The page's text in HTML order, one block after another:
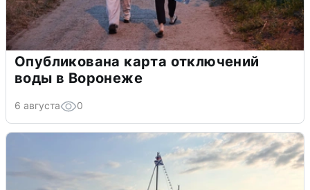
Опубликована карта отключений
воды в Воронеже
6 августа 0